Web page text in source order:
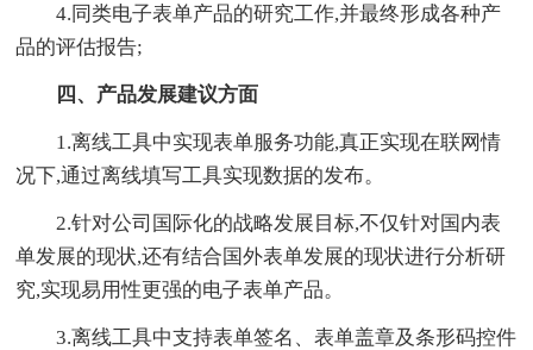
4.同类电子表单产品的研究工作,并最终形成各种产
品的评估报告;
四、产品发展建议方面
1.离线工具中实现表单服务功能,真正实现在联网情
况下,通过离线填写工具实现数据的发布。
2.针对公司国际化的战略发展目标,不仅针对国内表
单发展的现状,还有结合国外表单发展的现状进行分析研
究,实现易用性更强的电子表单产品。
3.离线工具中支持表单签名、表单盖章及条形码控件